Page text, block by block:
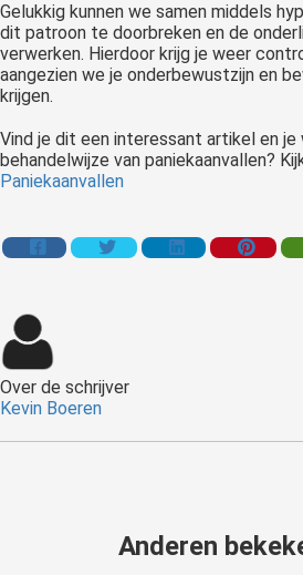
Gelukkig kunnen we samen middels
dit patroon te doorbreken en de
verwerken. Hierdoor krijg je weer
aangezien we je onderbewustzijn en
krijgen.
Vind je dit een interessant artikel en
behandelwijze van paniekaanvallen?
Paniekaanvallen
Over de schrijver
Kevin Boeren
Anderen